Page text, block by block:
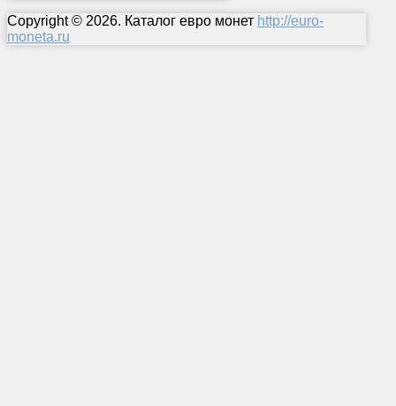
Copyright © 2026. Каталог евро монет http://euro-
moneta.ru